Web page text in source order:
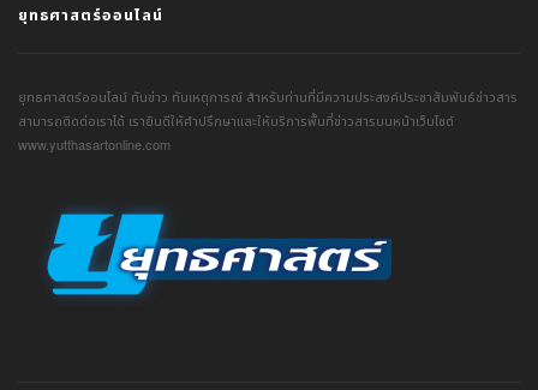
ยุทธศาสตร์ออนไลน์
ยุทธศาสตร์ออนไลน์ ทันข่าว ทันเหตุการณ์ สำหรับท่านที่มีความประสงค์ประชาสัมพันธ์ข่าวสาร
สามารถติดต่อเราได้ เรายินดีให้คำปรึกษาและให้บริการพื้นที่ข่าวสารบนหน้าเว็บไซต์
www.yutthasartonline.com